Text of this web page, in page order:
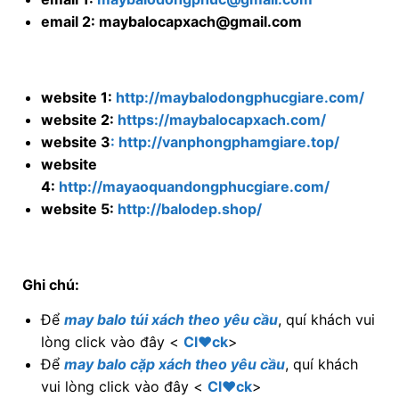
email 2: maybalocapxach@gmail.com
website 1: http://maybalodongphucgiare.com/
website 2: https://maybalocapxach.com/
website 3: http://vanphongphamgiare.top/
website
4: http://mayaoquandongphucgiare.com/
website 5: http://balodep.shop/
Ghi chú:
Để may balo túi xách theo yêu cầu, quí khách vui
lòng click vào đây < Cl♥ck>
Để may balo cặp xách theo yêu cầu, quí khách
vui lòng click vào đây < Cl♥ck>